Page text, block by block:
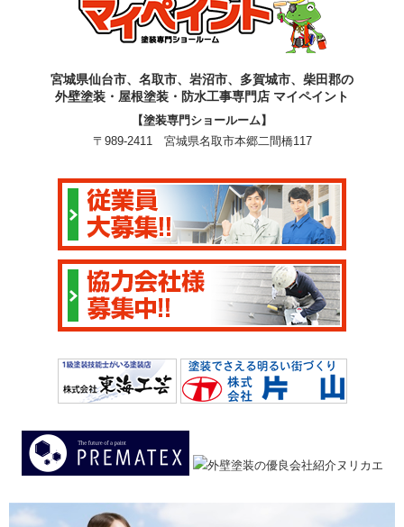
宮城県仙台市、名取市、岩沼市、多賀城市、柴田郡の
外壁塗装・屋根塗装・防水工事専門店 マイペイント
【塗装専門ショールーム】
〒989-2411 宮城県名取市本郷二間橋117